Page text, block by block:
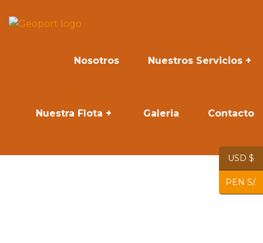
Nosotros Nuestros Servicios
Nuestra Flota Galeria Contacto
USD $
PEN S/.